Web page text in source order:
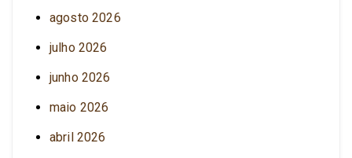
agosto 2026
julho 2026
junho 2026
maio 2026
abril 2026